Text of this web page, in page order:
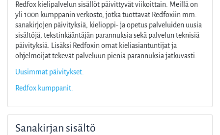
Redfox kielipalvelun sisällöt päivittyvät viikoittain. Meillä on
yli 100n kumppanin verkosto, jotka tuottavat Redfoxiin mm.
sanakirjojen päivityksiä, kielioppi- ja opetus palveluiden uusia
sisältöjä, tekstinkääntäjän parannuksia sekä palvelun teknisiä
päivityksiä. Lisäksi Redfoxin omat kieliasiantuntijat ja
ohjelmoijat tekevät palveluun pieniä parannuksia jatkuvasti.
Uusimmat päivitykset.
Redfox kumppanit.
Sanakirjan sisältö